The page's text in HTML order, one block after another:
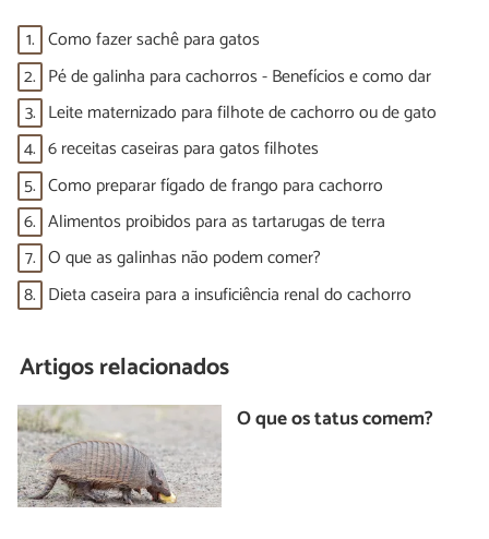
1. Como fazer sachê para gatos
2. Pé de galinha para cachorros - Benefícios e como dar
3. Leite maternizado para filhote de cachorro ou de gato
4. 6 receitas caseiras para gatos filhotes
5. Como preparar fígado de frango para cachorro
6. Alimentos proibidos para as tartarugas de terra
7. O que as galinhas não podem comer?
8. Dieta caseira para a insuficiência renal do cachorro
Artigos relacionados
O que os tatus comem?